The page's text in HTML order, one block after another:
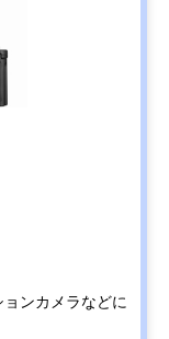
ンカメラなどに